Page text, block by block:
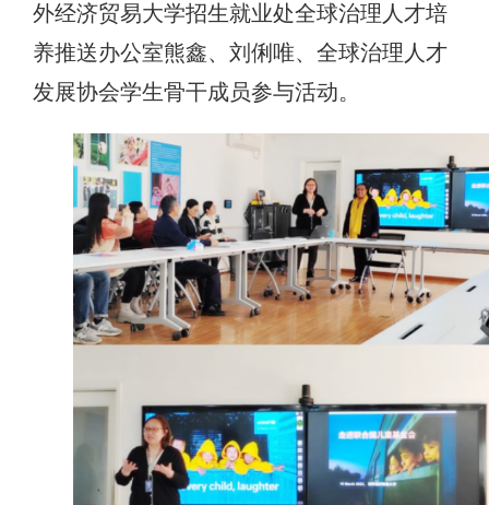
外经济贸易大学招生就业处全球治理人才培
养推送办公室熊鑫、刘俐唯、 全球治理人才
发展协会学生骨干成员参与活动。